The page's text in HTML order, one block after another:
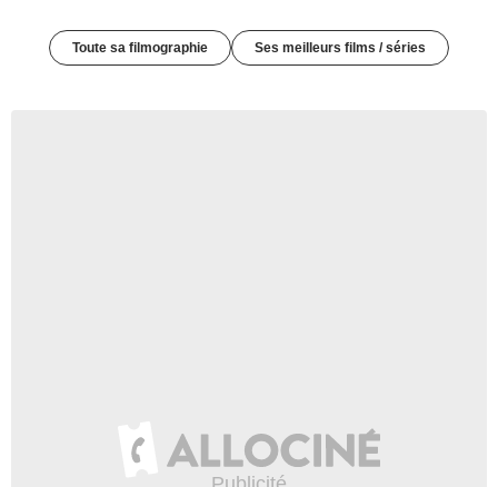
Toute sa filmographie Ses meilleurs films / séries